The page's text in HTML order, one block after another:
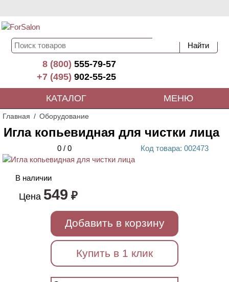
8 (800)555-79-57
+7 (495)902-55-25
КАТАЛОГ МЕНЮ
Главная Оборудование
Игла копьевидная для чистки лица
0 / 0 Код товара: 002473
В наличии
Цена 549 ₽
Добавить в корзину
Купить в 1 клик